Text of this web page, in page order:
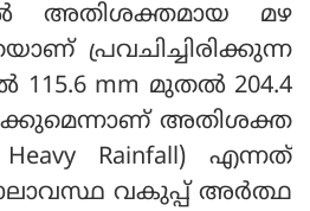
അതിശക്തമായ മഴ
പ്രവചിച്ചിരിക്കുന്ന
115.6 mm മുതല്‍ 204.4
അതിശക്ത
Rainfall) എന്നത്
വകുപ്പ് അര്‍ത്ഥ